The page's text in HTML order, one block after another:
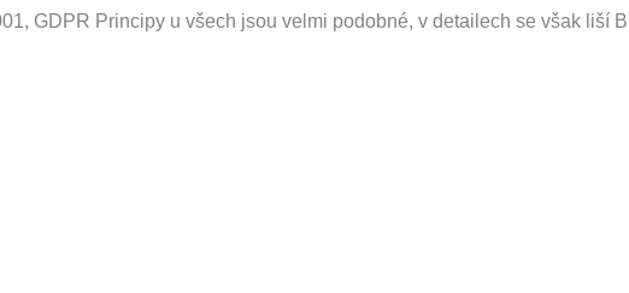
GDPR Principy u všech jsou velmi podobné, v detailech se však liší